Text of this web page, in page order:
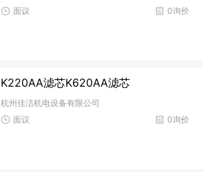
0询价
面议
K220AA滤芯K620AA滤芯
杭州佳洁机电设备有限公司
0询价
面议